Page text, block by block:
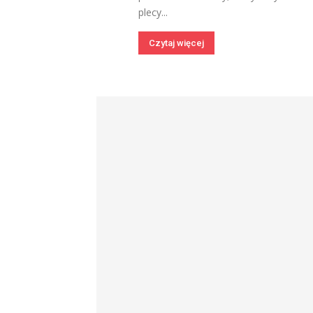
plecy...
Czytaj więcej